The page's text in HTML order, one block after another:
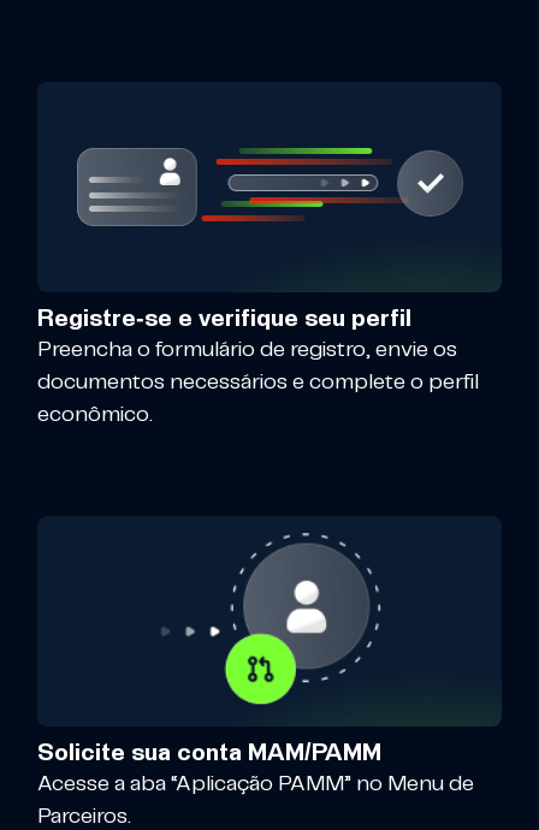
Registre-se e verifique seu perfil
Preencha o formulário de registro, envie os
documentos necessários e complete o perfil
econômico.
Solicite sua conta MAM/PAMM
Acesse a aba “Aplicação PAMM” no Menu de
Parceiros.